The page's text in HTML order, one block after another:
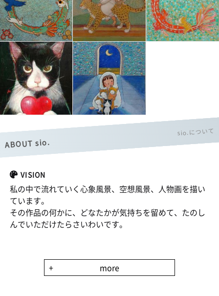
ABOUT sio.
sio.について
VISION
私の中で流れていく心象風景、空想風景、人物画を描い
ています。
その作品の何かに、どなたかが気持ちを留めて、たのし
んでいただけたらさいわいです。
+ more